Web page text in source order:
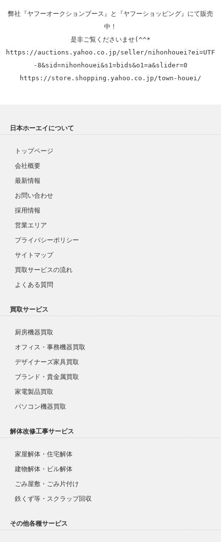
弊社『ヤフーオークションブース』と『ヤフーショッピング』にて販売
中！
https://auctions.yahoo.co.jp/seller/nihonhouei?ei=UTF
-8&sid=nihonhouei&s1=bids&o1=a&slider=0
https://store.shopping.yahoo.co.jp/town-houei/
日本ホーエイについて
トップページ
会社概要
最新情報
お問い合わせ
採用情報
営業エリア
プライバシーポリシー
サイトマップ
買取サービスの流れ
よくある質問
買取サービス
厨房機器買取
オフィス・事務機器買取
デザイナーズ家具買取
ブランド・貴金属買取
家電製品買取
パソコン機器買取
解体改修工事サービス
家屋解体・住宅解体
建物解体・ビル解体
ごみ屋敷・ごみ片付け
鉄くず等・スクラップ回収
その他各種サービス